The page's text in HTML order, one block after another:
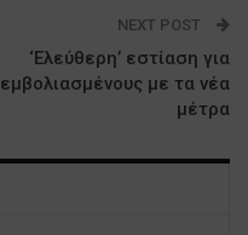
NEXT POST
‘Ελεύθερη’ εστίαση για
εμβολιασμένους με τα νέα
μέτρα